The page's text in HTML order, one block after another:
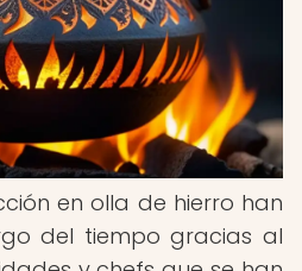
en olla de hierro han
del tiempo gracias al